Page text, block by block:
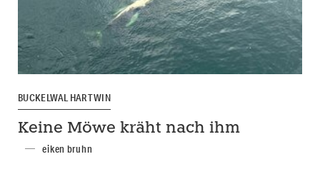
BUCKELWAL HARTWIN
Keine Möwe kräht nach ihm
eiken bruhn